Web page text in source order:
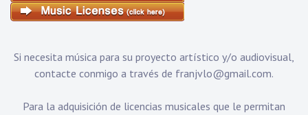
Si necesita música para su proyecto artístico y/o audiovisual,
contacte conmigo a través de franjvlo@gmail.com.
Para la adquisición de licencias musicales que le permitan